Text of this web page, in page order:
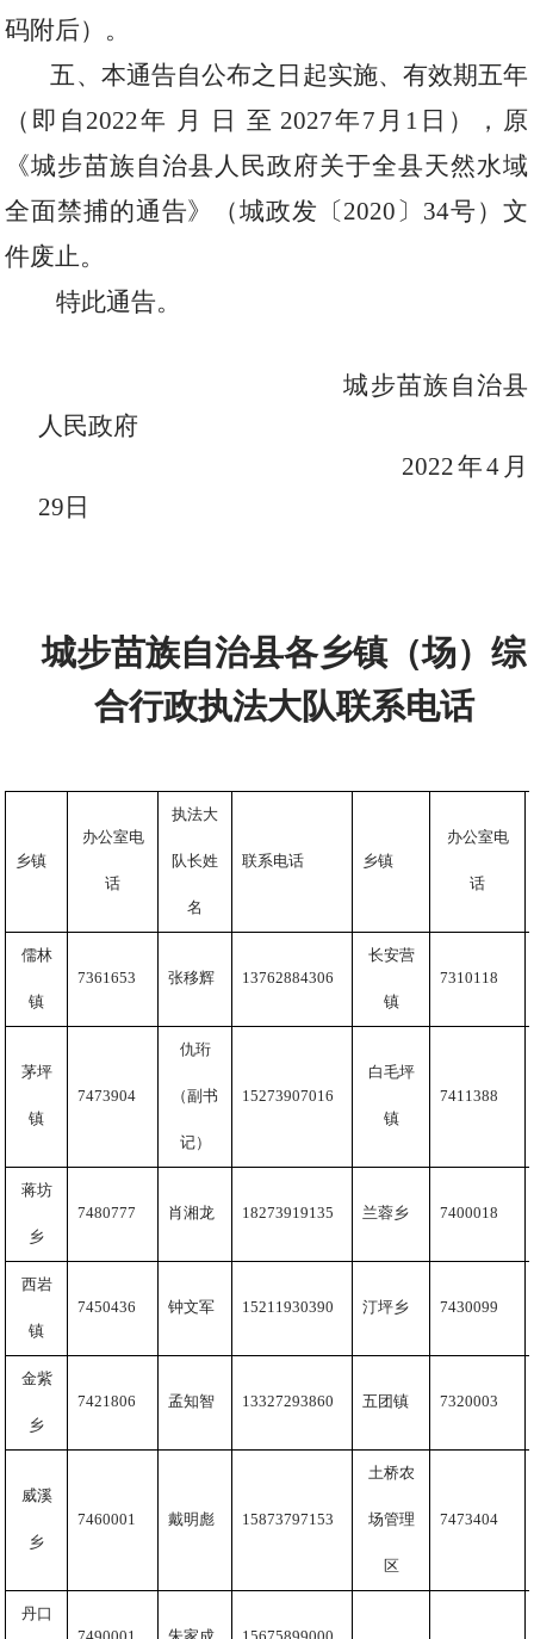
码附后）。
五、本通告自公布之日起实施、有效期五年
（即自 2022年 月 日 至 2027年7 月 1 日），原
《城步苗族自治县人民政府关于全县天然水域
全面禁捕的通告》（城政发〔2020 〕 34号）文
件废止。
特此通告。
城步苗族自治县
人民政府
2022年4 月
29 日
城步苗族自治县各乡镇（场）综
合行政执法大队联系电话
乡镇
办公室电
话
执法大
队长姓
名
联系电话 乡镇
办公室电
话
儒林
镇
7361653 张移辉 13762884306
长安营
镇
7310118
茅坪
镇
7473904
仇珩
（副书
记）
15273907016
白毛坪
镇
7411388
蒋坊
乡
7480777 肖湘龙 18273919135 兰蓉乡 7400018
西岩
镇
7450436 钟文军 15211930390 汀坪乡 7430099
金紫
乡
7421806 孟知智 13327293860 五团镇 7320003
威溪
乡
7460001 戴明彪 15873797153
土桥农
场管理
区
7473404
丹口